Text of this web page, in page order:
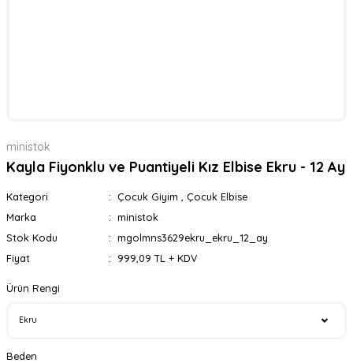
ministok
Kayla Fiyonklu ve Puantiyeli Kız Elbise Ekru - 12 Ay
Kategori Çocuk Giyim
Çocuk Elbise
Marka
ministok
Stok Kodu
mgolmns3629ekru_ekru_12_ay
Fiyat
999,09 TL + KDV
Ürün Rengi
Beden